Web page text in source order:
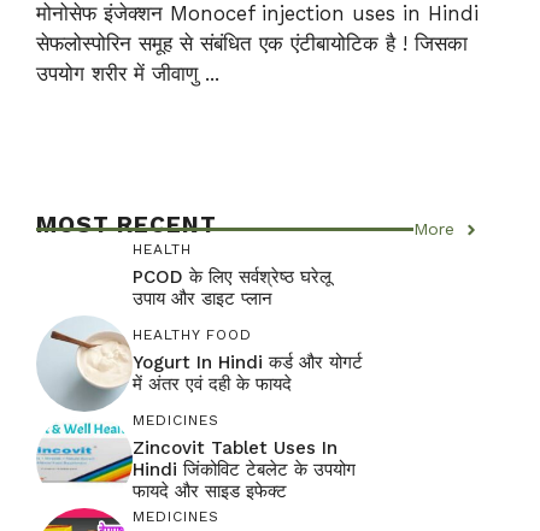
मोनोसेफ इंजेक्शन Monocef injection uses in Hindi
सेफलोस्पोरिन समूह से संबंधित एक एंटीबायोटिक है ! जिसका
उपयोग शरीर में जीवाणु ...
MOST RECENT More
HEALTH
PCOD के लिए सर्वश्रेष्ठ घरेलू
उपाय और डाइट प्लान
HEALTHY FOOD
Yogurt In Hindi कर्ड और योगर्ट
में अंतर एवं दही के फायदे
MEDICINES
Zincovit Tablet Uses In
Hindi जिंकोविट टेबलेट के उपयोग
फायदे और साइड इफेक्ट
MEDICINES